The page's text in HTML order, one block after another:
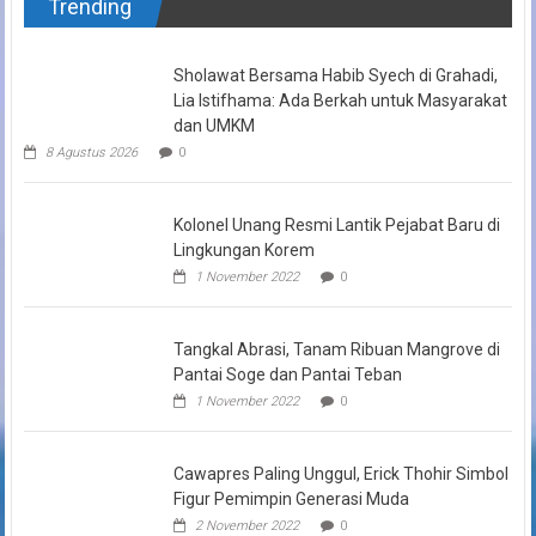
Trending
Sholawat Bersama Habib Syech di Grahadi,
Lia Istifhama: Ada Berkah untuk Masyarakat
dan UMKM
8 Agustus 2026 0
Kolonel Unang Resmi Lantik Pejabat Baru di
Lingkungan Korem
1 November 2022 0
Tangkal Abrasi, Tanam Ribuan Mangrove di
Pantai Soge dan Pantai Teban
1 November 2022 0
Cawapres Paling Unggul, Erick Thohir Simbol
Figur Pemimpin Generasi Muda
2 November 2022 0